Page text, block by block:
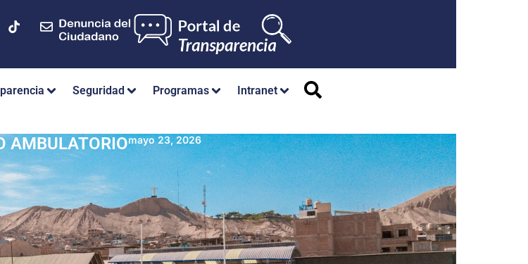
Seguridad Programas Intranet
AMBULATORIOmayo 23, 2026